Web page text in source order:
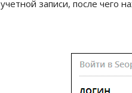
записи, после чего